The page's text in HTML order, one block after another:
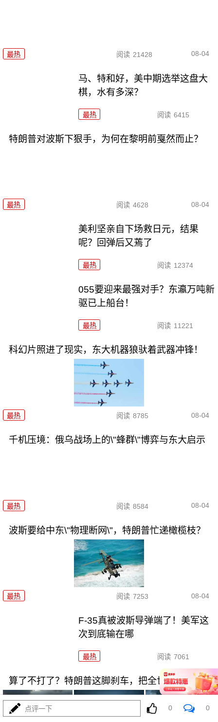
最热 阅读 21428 08-04
马、特和好，美中期选举这盘大
棋，水有多深？
最热 阅读 6415
特朗普对波斯下狠手，为何在黎明前戛然而止？
最热 阅读 4628 08-04
美利坚亲自下场救日元，结果
呢？回弹后又蔫了
最热 阅读 12374
055要迎来最强对手？东瀛万吨新
驱已上船台！
最热 阅读 11221
科幻片照进了现实，东大机器狼驮着武器冲锋！
最热 阅读 8785 08-04
千机压境：俄乌战场上的\"蜂群\"博弈与东大启示
最热 阅读 8584 08-04
波斯要给中东\"物理断网\"，特朗普忙递橄榄枝？
最热 阅读 7253 08-04
F-35真被波斯导弹端了！美军这
次到底输在哪
最热 阅读 7061
算了不打了？特朗普这脚刹车，把全世界都晃吐了
点评一下 0 0